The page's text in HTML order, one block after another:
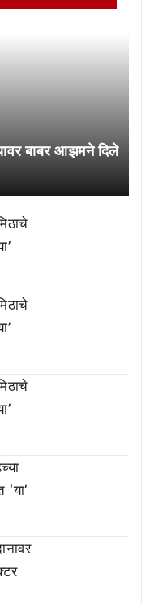
बाबर आझमने दिले